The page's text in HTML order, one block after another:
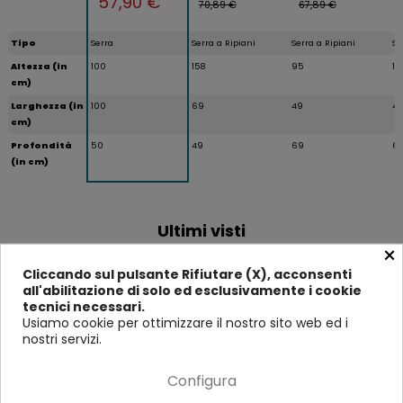
70,89 € 67,89 €
Tipo Serra Serra a Ripiani Serra a Ripiani
Altezza (in
cm)
100 158 95
Larghezza (in
cm)
100 69 49 49
Profondità
(in cm)
50 49 69
Ultimi visti
-13% -171 €
×
Cliccando sul pulsante Rifiutare (X), acconsenti
all'abilitazione di solo ed esclusivamente i cookie
tecnici necessari.
Usiamo cookie per ottimizzare il nostro sito web ed i
nostri servizi.
Configura